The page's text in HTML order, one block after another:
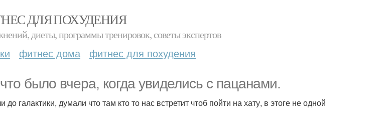
ДЛЯ ПОХУДЕНИЯ
диеты, программы тренировок, советы экспертов
фитнес дома фитнес для похудения
было вчера, когда увиделись с пацанами.
до галактики, думали что там кто то нас встретит чтоб пойти на хату, в этоге не одной